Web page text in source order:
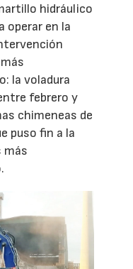
hidráulico
operar en la
la voladura
febrero y
chimeneas de
puso fin a la
más